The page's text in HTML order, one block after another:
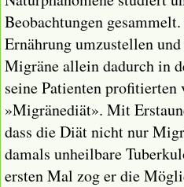
Beobachtungen
Ernährung umzustellen
Migräne allein dadurch in
seine Patienten profitierten
»Migränediät». Mit
dass die Diät nicht nur
damals unheilbare
ersten Mal zog er die